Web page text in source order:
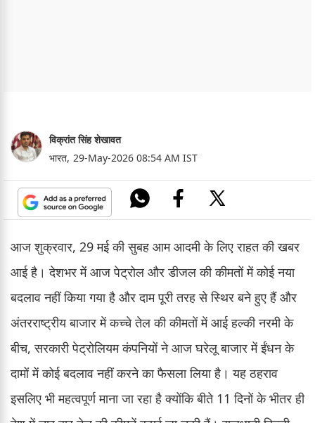
विक्रांत सिंह शेखावत
भारत, 29-May-2026 08:54 AM IST
आज शुक्रवार, 29 मई की सुबह आम आदमी के लिए राहत की खबर
आई है। देशभर में आज पेट्रोल और डीजल की कीमतों में कोई नया
बदलाव नहीं किया गया है और दाम पूरी तरह से स्थिर बने हुए हैं और
अंतरराष्ट्रीय बाजार में कच्चे तेल की कीमतों में आई हल्की नरमी के
बीच, सरकारी पेट्रोलियम कंपनियों ने आज घरेलू बाजार में ईंधन के
दामों में कोई बदलाव नहीं करने का फैसला लिया है। यह ठहराव
इसलिए भी महत्वपूर्ण माना जा रहा है क्योंकि बीते 11 दिनों के भीतर ही